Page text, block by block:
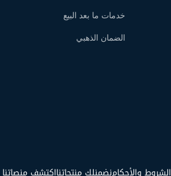
خدمات ما بعد البيع
الضمان الذهبي
الشروط والأحكامنضمنلك منتجاتنااكتشف منصاتنا